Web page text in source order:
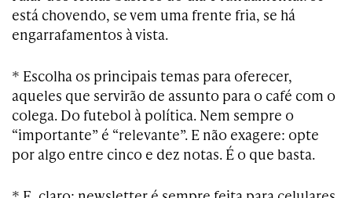
está chovendo, se vem uma frente fria, se há
engarrafamentos à vista.
* Escolha os principais temas para oferecer,
aqueles que servirão de assunto para o café com o
colega. Do futebol à política. Nem sempre o
“importante” é “relevante”. E não exagere: opte
por algo entre cinco e dez notas. É o que basta.